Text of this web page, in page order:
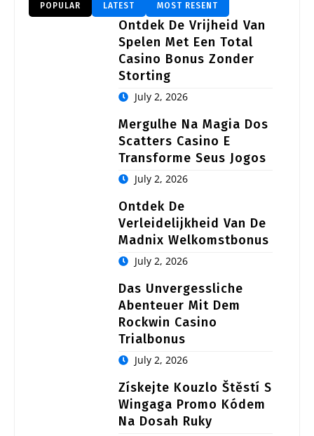
POPULAR LATEST MOST RESENT
Ontdek De Vrijheid Van
Spelen Met Een Total
Casino Bonus Zonder
Storting
July 2, 2026
Mergulhe Na Magia Dos
Scatters Casino E
Transforme Seus Jogos
July 2, 2026
Ontdek De
Verleidelijkheid Van De
Madnix Welkomstbonus
July 2, 2026
Das Unvergessliche
Abenteuer Mit Dem
Rockwin Casino
Trialbonus
July 2, 2026
Získejte Kouzlo Štěstí S
Wingaga Promo Kódem
Na Dosah Ruky